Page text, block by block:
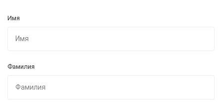
Имя
Фамилия